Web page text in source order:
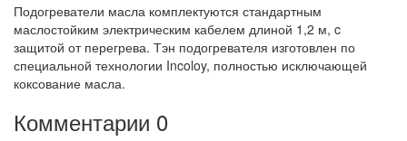
Подогреватели масла комплектуются стандартным
маслостойким электрическим кабелем длиной 1,2 м, c
защитой от перегрева. Тэн подогревателя изготовлен по
специальной технологии Incoloy, полностью исключающей
коксование масла.
Комментарии 0